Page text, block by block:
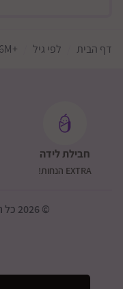
דף הבית לפי גיל +6M
חבילת לידה
EXTRA הנחות!
© 2026 כל הזכויות שמורות לבייבי סתיו